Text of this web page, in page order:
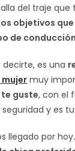
del traje que
objetivos
de conducción
decirte, es una
muy
guste, con el
y es
llegado por hoy